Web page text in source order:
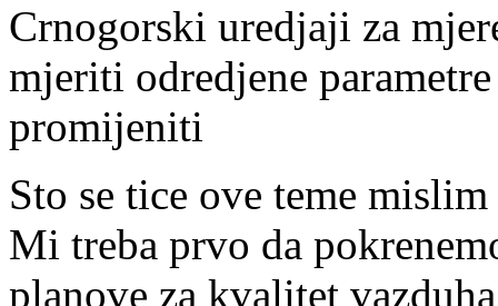
Crnogorski uredjaji za
mjeriti odredjene
promijeniti
Sto se tice ove teme
Mi treba prvo da
planove za kvalitet